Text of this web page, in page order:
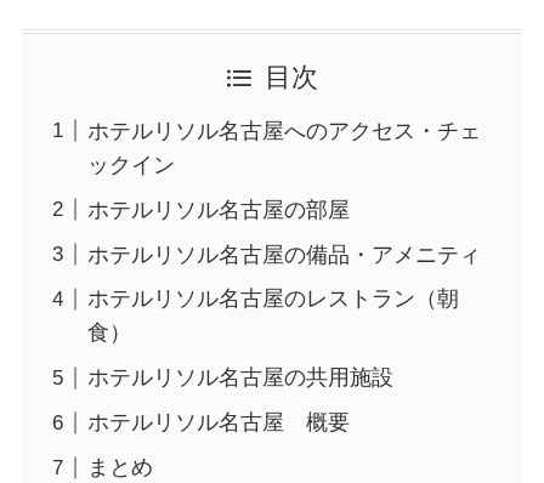
目次
ホテルリソル名古屋へのアクセス・チェ
ックイン
ホテルリソル名古屋の部屋
ホテルリソル名古屋の備品・アメニティ
ホテルリソル名古屋のレストラン（朝
食）
ホテルリソル名古屋の共用施設
ホテルリソル名古屋 概要
まとめ